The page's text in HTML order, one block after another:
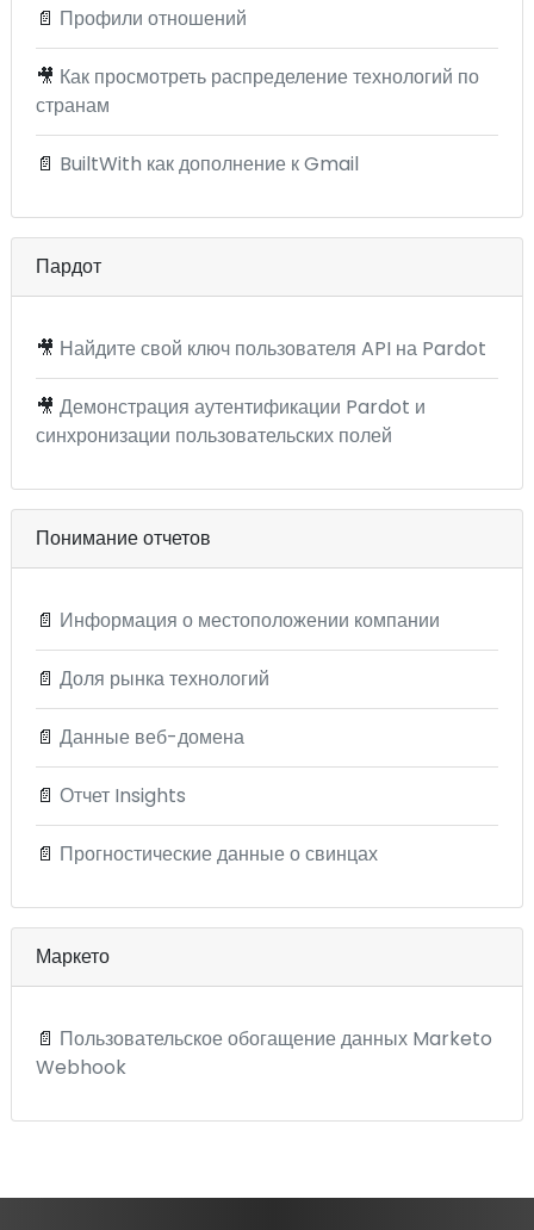
📄 Профили отношений
🎥 Как просмотреть распределение технологий по
странам
📄 BuiltWith как дополнение к Gmail
Пардот
🎥 Найдите свой ключ пользователя API на Pardot
🎥 Демонстрация аутентификации Pardot и
синхронизации пользовательских полей
Понимание отчетов
📄 Информация о местоположении компании
📄 Доля рынка технологий
📄 Данные веб-домена
📄 Отчет Insights
📄 Прогностические данные о свинцах
Маркето
📄 Пользовательское обогащение данных Marketo
Webhook